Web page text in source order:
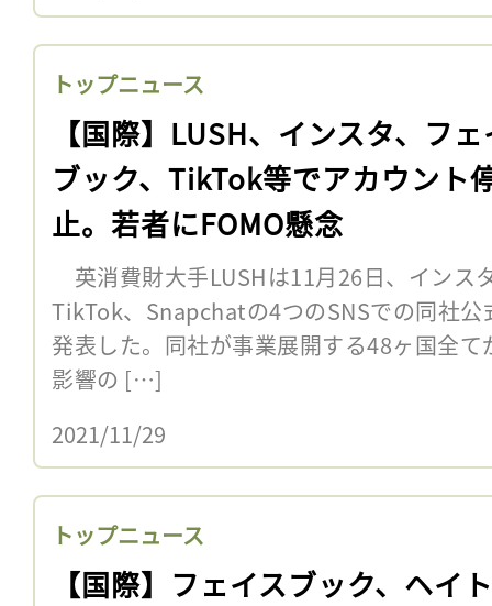
トップニュース
【国際】LUSH、インスタ、フ
ブック、TikTok等でアカウント
止。若者にFOMO懸念
英消費財大手LUSHは11月26日、インス
TikTok、Snapchatの4つのSNSでの同社
発表した。同社が事業展開する48ヶ国全
影響の […]
2021/11/29
トップニュース
【国際】フェイスブック、ヘイ